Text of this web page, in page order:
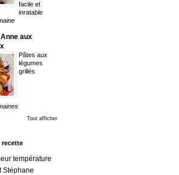
facile et
inratable
aux
Pâtes aux
légumes
grillés
Tout afficher
recette
température
Stéphane